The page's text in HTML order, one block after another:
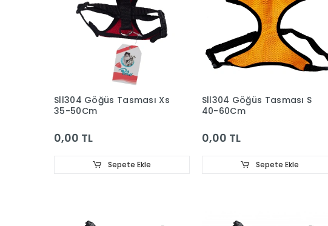
Sll304 Göğüs Tasması Xs
35-50Cm
0,00 TL
Sepete Ekle
Sll304 Göğüs Tasması S
40-60Cm
0,00 TL
Sepete Ekle